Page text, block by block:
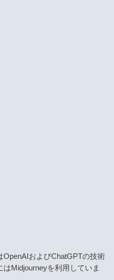
およびChatGPTの技術
Midjourneyを利用していま